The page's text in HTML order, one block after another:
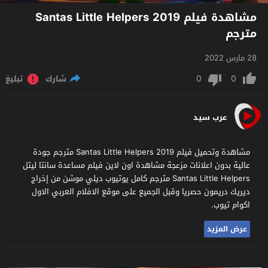
مشاهدة فيلم Santas Little Helpers 2019
مترجم
28 مارس 2022
0
0 شارك تبليغ
عرب سيد
مشاهدة وتحميل فيلم Santas Little Helpers 2019 مترجم جودة
عالية بدون اعلانات مزعجة مشاهدة اون لاين فيلم مساعدة سانتا ليتل
Santas Little Helpers مترجم كامل يوتيوب ديلي موشن من إخراج
ديريك دريمون حصريا وقبل الجميع على موقع الافلام العربي الاول
اكوام تيوب.
عرض المزيد